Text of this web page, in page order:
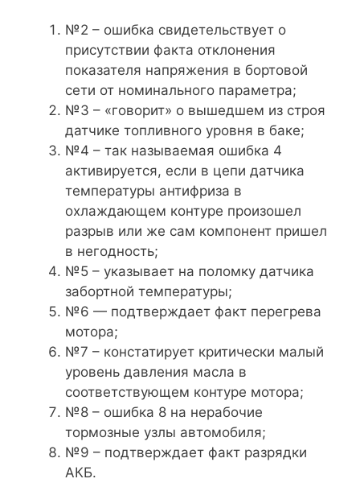
№2 – ошибка свидетельствует о
присутствии факта отклонения
показателя напряжения в бортовой
сети от номинального параметра;
№3 – «говорит» о вышедшем из строя
датчике топливного уровня в баке;
№4 – так называемая ошибка 4
активируется, если в цепи датчика
температуры антифриза в
охлаждающем контуре произошел
разрыв или же сам компонент пришел
в негодность;
№5 – указывает на поломку датчика
забортной температуры;
№6 — подтверждает факт перегрева
мотора;
№7 – констатирует критически малый
уровень давления масла в
соответствующем контуре мотора;
№8 – ошибка 8 на нерабочие
тормозные узлы автомобиля;
№9 – подтверждает факт разрядки
АКБ.